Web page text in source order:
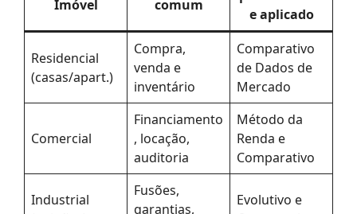
Imóvel comum
e aplicado
Residencial
(casas/apart.)
Compra,
venda e
inventário
Comparativo
de Dados de
Mercado
Comercial
Financiamento
, locação,
auditoria
Método da
Renda e
Comparativo
Industrial
Fusões,
garantias,
Evolutivo e